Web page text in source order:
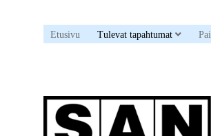
Etusivu Tulevat tapahtumat open